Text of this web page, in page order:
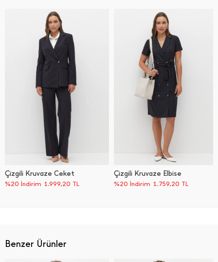
Benzer Ürünler
Çizgili Kruvaze Ceket
%20 İndirim 1.999,20 TL
Çizgili Kruvaze Elbise
%20 İndirim 1.759,20 TL